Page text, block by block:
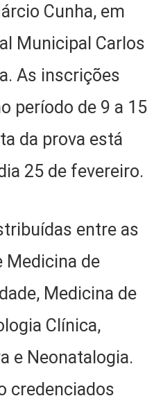
Cunha, em
Municipal Carlos
As inscrições
período de 9 a 15
da prova está
25 de fevereiro.
entre as
Medicina de
Medicina de
Clínica,
e Neonatalogia.
credenciados